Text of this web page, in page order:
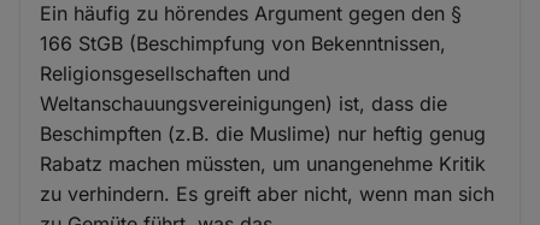
Ein häufig zu hörendes Argument gegen den §
166 StGB (Beschimpfung von Bekenntnissen,
Religionsgesellschaften und
Weltanschauungsvereinigungen) ist, dass die
Beschimpften (z.B. die Muslime) nur heftig genug
Rabatz machen müssten, um unangenehme Kritik
zu verhindern. Es greift aber nicht, wenn man sich